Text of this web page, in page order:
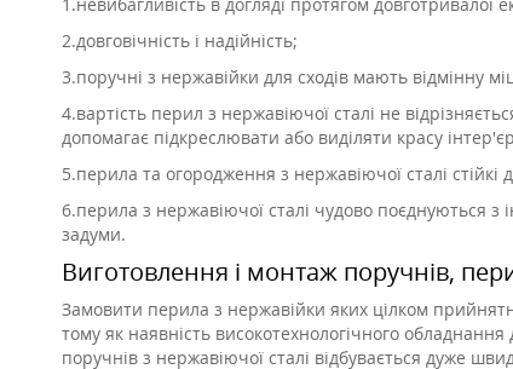
2.довговічність і надійність;
3.поручні з нержавійки для сходів мають відмінну
4.вартість перил з нержавіючої сталі не
допомагає підкреслювати або виділяти красу
5.перила та огородження з нержавіючої сталі
6.перила з нержавіючої сталі чудово поєднуються
задуми.
Виготовлення і монтаж поручнів,
Замовити перила з нержавійки яких цілком
тому як наявність високотехнологічного
поручнів з нержавіючої сталі відбувається дуже